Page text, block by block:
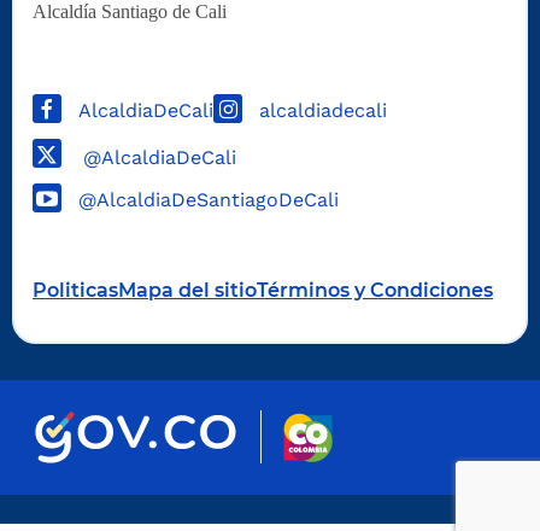
Alcaldía Santiago de Cali
AlcaldiaDeCali alcaldiadecali
@AlcaldiaDeCali
@AlcaldiaDeSantiagoDeCali
PoliticasMapa del sitioTérminos y Condiciones